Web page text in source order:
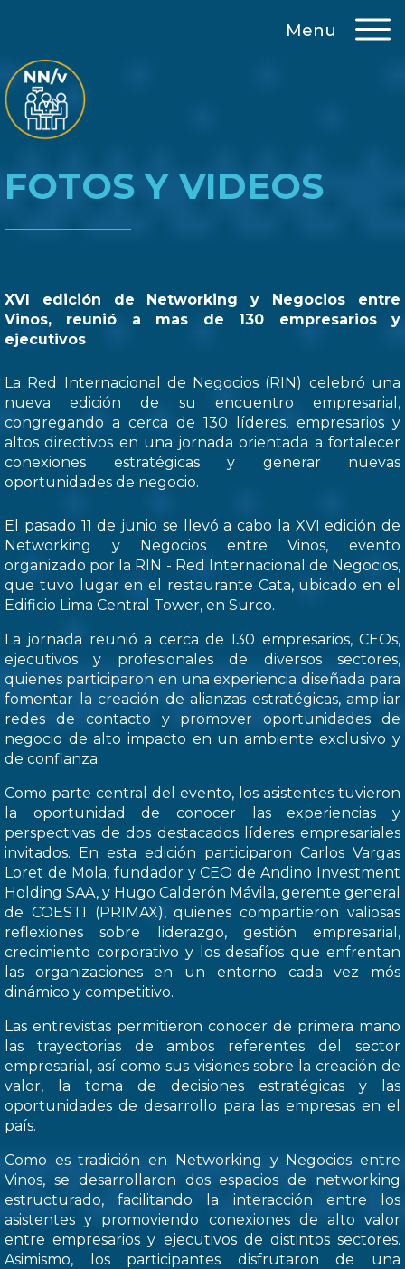
Menu
FOTOS Y VIDEOS
XVI edición de Networking y Negocios entre
Vinos, reunió a mas de 130 empresarios y
ejecutivos
La Red Internacional de Negocios (RIN) celebró una
nueva edición de su encuentro empresarial,
congregando a cerca de 130 líderes, empresarios y
altos directivos en una jornada orientada a fortalecer
conexiones estratégicas y generar nuevas
oportunidades de negocio.
El pasado 11 de junio se llevó a cabo la XVI edición de
Networking y Negocios entre Vinos, evento
organizado por la RIN - Red Internacional de Negocios,
que tuvo lugar en el restaurante Cata, ubicado en el
Edificio Lima Central Tower, en Surco.
La jornada reunió a cerca de 130 empresarios, CEOs,
ejecutivos y profesionales de diversos sectores,
quienes participaron en una experiencia diseñada para
fomentar la creación de alianzas estratégicas, ampliar
redes de contacto y promover oportunidades de
negocio de alto impacto en un ambiente exclusivo y
de confianza.
Como parte central del evento, los asistentes tuvieron
la oportunidad de conocer las experiencias y
perspectivas de dos destacados líderes empresariales
invitados. En esta edición participaron Carlos Vargas
Loret de Mola, fundador y CEO de Andino Investment
Holding SAA, y Hugo Calderón Mávila, gerente general
de COESTI (PRIMAX), quienes compartieron valiosas
reflexiones sobre liderazgo, gestión empresarial,
crecimiento corporativo y los desafíos que enfrentan
las organizaciones en un entorno cada vez mós
dinámico y competitivo.
Las entrevistas permitieron conocer de primera mano
las trayectorias de ambos referentes del sector
empresarial, así como sus visiones sobre la creación de
valor, la toma de decisiones estratégicas y las
oportunidades de desarrollo para las empresas en el
país.
Como es tradición en Networking y Negocios entre
Vinos, se desarrollaron dos espacios de networking
estructurado, facilitando la interacción entre los
asistentes y promoviendo conexiones de alto valor
entre empresarios y ejecutivos de distintos sectores.
Asimismo, los participantes disfrutaron de una